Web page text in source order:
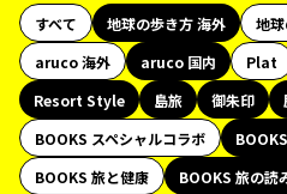
すべて 地球の歩き方 海外
地球
aruco 海外
aruco 国内 Plat
Resort Style
島旅 御朱印
BOOKS スペシャルコラボ
BOOKS 旅と健康
BOOKS 旅の読